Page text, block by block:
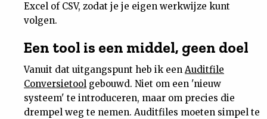
Excel of CSV, zodat je je eigen werkwijze kunt
volgen.
Een tool is een middel, geen doel
Vanuit dat uitgangspunt heb ik een Auditfile
Conversietool gebouwd. Niet om een 'nieuw
systeem' te introduceren, maar om precies die
drempel weg te nemen. Auditfiles moeten simpel te